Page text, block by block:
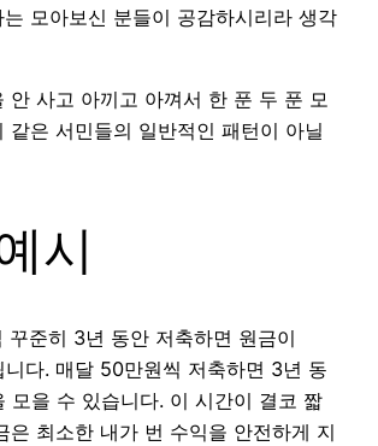
모아보신 분들이 공감하시리라 생각
안 사고 아끼고 아껴서 한 푼 두 푼 모
같은 서민들의 일반적인 패턴이 아닐
시
꾸준히 3년 동안 저축하면 원금이
다. 매달 50만원씩 저축하면 3년 동
모을 수 있습니다. 이 시간이 결코 짧
은 최소한 내가 번 수익을 안전하게 지